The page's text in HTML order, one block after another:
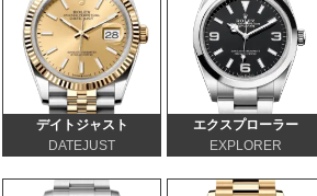
デイトジャスト
DATEJUST
エクスプローラー
EXPLORER